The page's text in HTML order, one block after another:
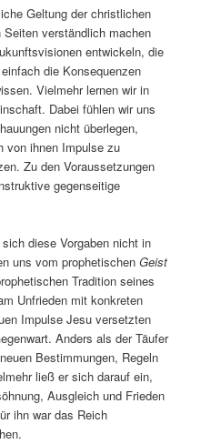
Geltung der christlichen
verständlich machen
entwickeln, die
die Konsequenzen
Vielmehr lernen wir in
Dabei fühlen wir uns
nicht überlegen,
von ihnen Impulse zu
Zu den Voraussetzungen
gegenseitige
diese Vorgaben nicht in
uns vom prophetischenGeist
Tradition seines
Unfrieden mit konkreten
Impulse Jesu versetzten
Anders als der Täufer
Bestimmungen, Regeln
ließ er sich darauf ein,
Ausgleich und Frieden
ihn war das Reich